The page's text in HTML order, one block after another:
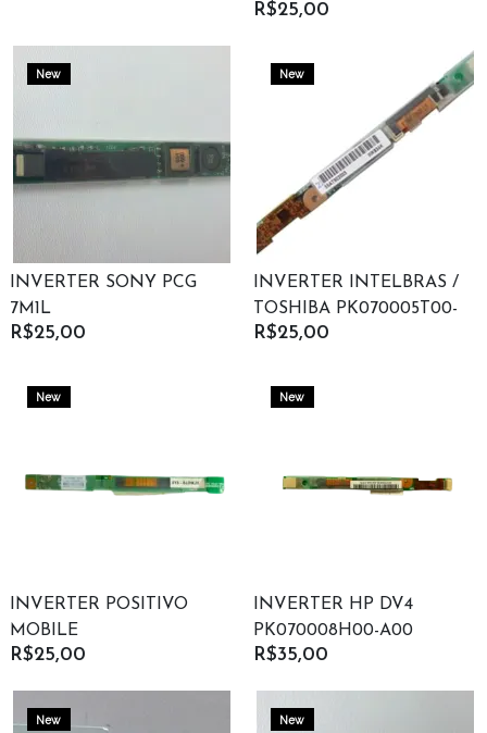
R$25,00
New
INVERTER SONY PCG
7M1L
R$25,00
New
INVERTER INTELBRAS /
TOSHIBA PK070005T00-
A00
R$25,00
New
INVERTER POSITIVO
MOBILE
R$25,00
New
INVERTER HP DV4
PK070008H00-A00
R$35,00
New New